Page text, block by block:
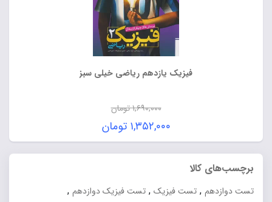
فیزیک یازدهم ریاضی خیلی سبز
۱,۶۹۰,۰۰۰تومان
قیمت
اصلی:
۱,۶۹۰,۰۰۰ تومان
۱,۳۵۲,۰۰۰ تومان
قیمت
فعلی:
برچسب‌های کالا
تست دوازدهم , تست فیزیک , تست فیزیک دوازدهم ,